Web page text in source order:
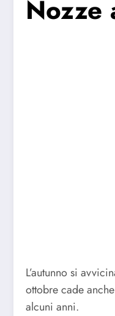
Nozze
L’autunno si
ottobre cade
alcuni anni.